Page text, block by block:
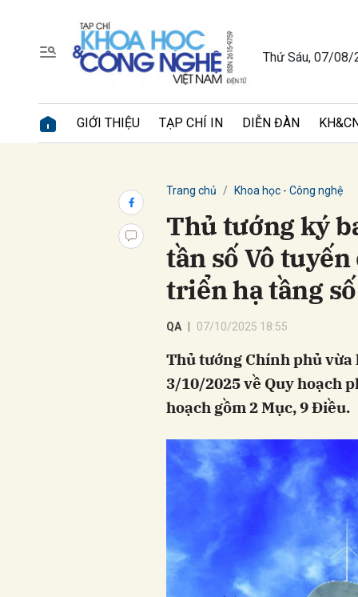
Thứ Sáu, 07/08/
GIỚI THIỆU TẠP CHÍ IN DIỄN ĐÀN
Trang chủ Khoa học - Công nghệ
Thủ tướng ký
tần số Vô
triển hạ tầng
QA 07/10/2025 18:55
Thủ tướng Chính phủ
3/10/2025 về Quy hoạch
hoạch gồm 2 Mục, 9 Điều.